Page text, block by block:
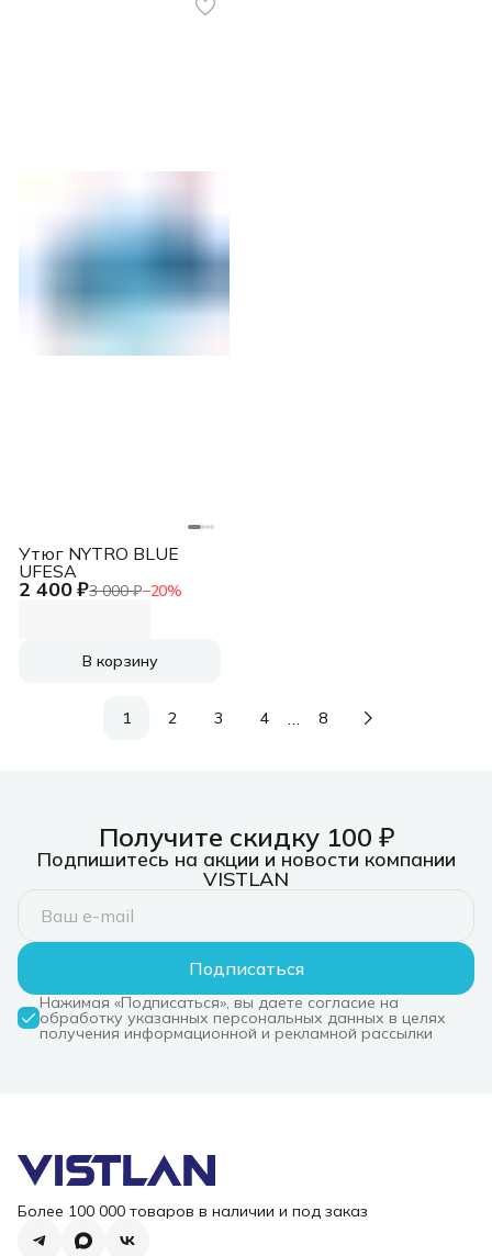
2 400 ₽3 000 ₽−20%
Утюг NYTRO BLUE
UFESA
В корзину
1 2 3 4 8
Получите скидку 100 ₽
Подпишитесь на акции и новости компании
VISTLAN
Подписаться
Нажимая «Подписаться», вы даете согласие на
обработку указанных персональных данных в целях
получения информационной и рекламной рассылки
Более 100 000 товаров в наличии и под заказ